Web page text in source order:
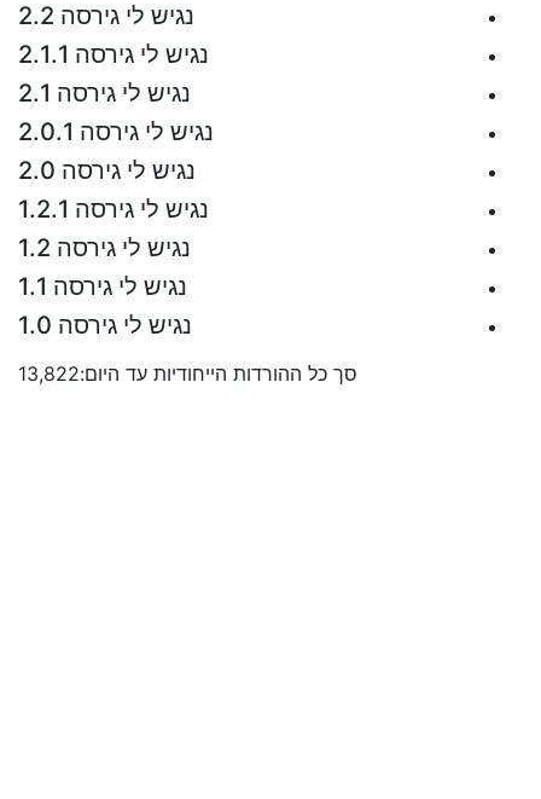
נגיש לי גירסה 2.2
נגיש לי גירסה 2.1.1
נגיש לי גירסה 2.1
נגיש לי גירסה 2.0.1
נגיש לי גירסה 2.0
נגיש לי גירסה 1.2.1
נגיש לי גירסה 1.2
נגיש לי גירסה 1.1
נגיש לי גירסה 1.0
סך כל ההורדות הייחודיות עד היום:13,822